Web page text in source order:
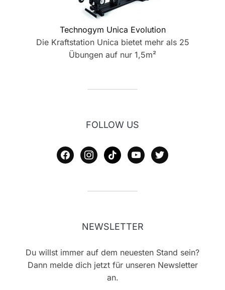
Technogym Unica Evolution
Die Kraftstation Unica bietet mehr als 25
Übungen auf nur 1,5m²
FOLLOW US
facebookinstagram
tiktok youtubetwitter
NEWSLETTER
Du willst immer auf dem neuesten Stand sein?
Dann melde dich jetzt für unseren Newsletter
an.